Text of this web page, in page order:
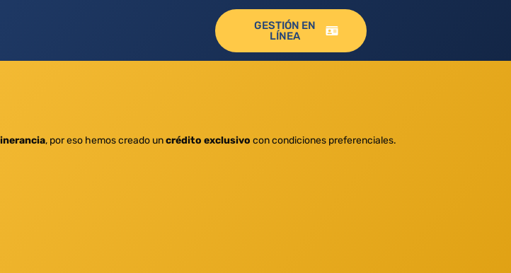
GESTIÓN EN
LÍNEA
, por eso hemos creado uncrédito exclusivo con condiciones preferenciales.